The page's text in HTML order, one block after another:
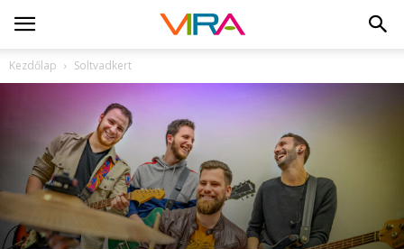
Kezdőlap Soltvadkert